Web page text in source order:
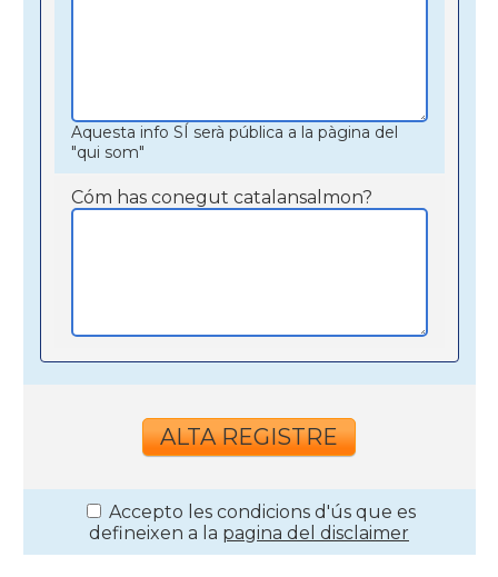
Aquesta info SÍ serà pública a la pàgina del
"qui som"
Cóm has conegut catalansalmon?
Accepto les condicions d'ús que es
defineixen a la pagina del disclaimer